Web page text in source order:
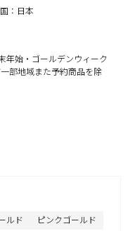
：日本
年始・ゴールデンウィーク
部地域また予約商品を除
ルド ピンクゴールド